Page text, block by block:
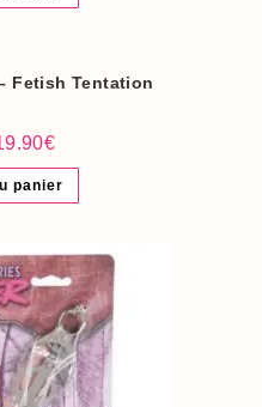
Fetish Tentation
:
€Le
actuel
est :
19.90€.
panier